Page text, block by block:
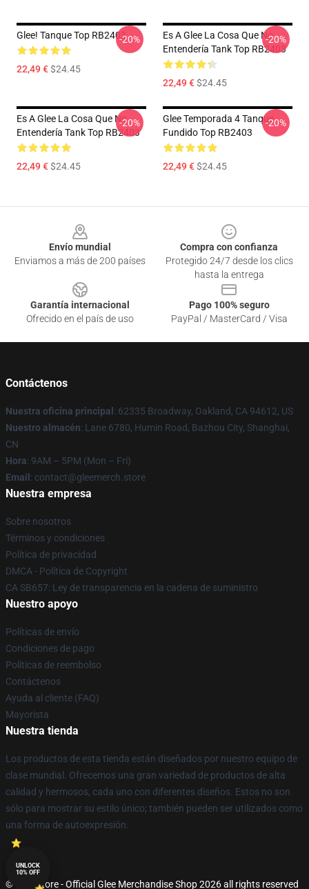
Glee! Tanque Top RB2403
22,49 €$24.45
-20%
Es A Glee La Cosa Que No
Entendería Tank Top RB2403
22,49 €$24.45
-20%
Es A Glee La Cosa Que No
Entendería Tank Top RB2403
22,49 €$24.45
-20%
Glee Temporada 4 Tanque
Fundido Top RB2403
22,49 €$24.45
-20%
Envío mundial
Enviamos a más de 200 países
Compra con confianza
Protegido 24/7 desde los clics
hasta la entrega
Garantía internacional
Ofrecido en el país de uso
Pago 100% seguro
PayPal / MasterCard / Visa
Contáctenos
Nuestra oficina principal : 62335 Broadway, Oakland, CA 94612, US
Nuestro almacén: Lane 6780, Humin Road, Bazhou City, Shanghai,
CN
Hora: 9AM – 5PM (Mon – Fri)
Email : contact@gleemerch.store
Nuestra empresa
Sobre nosotros
Términos y condiciones
Política de privacidad
DMCA - Política de Copyright
CA SB657: Ley de transparencia en la cadena de suministro
Nuestro apoyo
Políticas de envío
Condiciones de pago
Políticas de reembolso
Contáctenos
Ayuda al cliente (FAQ)
Mayorista
Nuestra tienda
Los productos de esta tienda están diseñados por nuestro equipo de
clase mundial. Ofrecemos una gran variedad de productos de alta
calidad y hermosos, cada uno con diferentes diseños. Estos no son
sólo para mostrar su estilo único; también pueden ser utilizados como
una forma de autoexpresión.
© Glee Store - Official Glee Merchandise Shop 2026 all rights reserved
UNLOCK
10% OFF